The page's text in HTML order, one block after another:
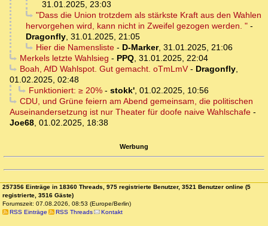
31.01.2025, 23:03
"Dass die Union trotzdem als stärkste Kraft aus den Wahlen
hervorgehen wird, kann nicht in Zweifel gezogen werden. " -
Dragonfly, 31.01.2025, 21:05
Hier die Namensliste- D-Marker, 31.01.2025, 21:06
Merkels letzte Wahlsieg - PPQ, 31.01.2025, 22:04
Boah, AfD Wahlspot. Gut gemacht. oTmLmV- Dragonfly,
01.02.2025, 02:48
Funktioniert: ≥ 20%- stokk', 01.02.2025, 10:56
CDU, und Grüne feiern am Abend gemeinsam, die politischen
Auseinandersetzung ist nur Theater für doofe naive Wahlschafe -
Joe68, 01.02.2025, 18:38
Werbung
257356 Einträge in 18360 Threads, 975 registrierte Benutzer, 3521 Benutzer online (5
registrierte, 3516 Gäste)
Forumszeit: 07.08.2026, 08:53 (Europe/Berlin)
RSS Einträge
RSS Threads Kontakt